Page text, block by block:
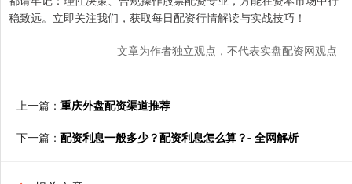
稳致远。立即关注我们，获取每日配资行情解读与实战技巧！
文章为作者独立观点，不代表实盘配资网观点
上一篇： 重庆外盘配资渠道推荐
下一篇： 配资利息一般多少？配资利息怎么算？- 全网解析